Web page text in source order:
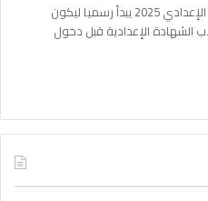
تسجيل استمارة الصف الثالث الإعدادي 2025 يبدأ رسميا ليكون
الشهادة الإعدادية قبل دخول